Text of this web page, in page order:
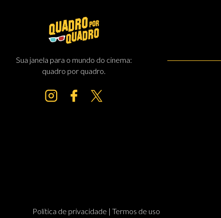
Sua janela para o mundo do cinema:
quadro por quadro.
Política de privacidade | Termos de uso